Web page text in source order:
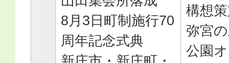
8月3日町制施行70
周年記念式典
構想
弥宮
公園